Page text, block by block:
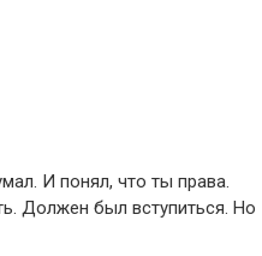
И понял, что ты права.
Должен был вступиться. Но